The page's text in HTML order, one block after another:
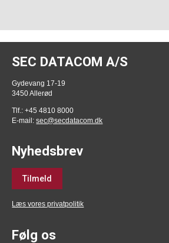
SEC DATACOM A/S
Gydevang 17-19
3450 Allerød
Tlf.: +45 4810 8000
E-mail:sec@secdatacom.dk
Nyhedsbrev
Tilmeld
Læs vores privatpolitik
Følg os